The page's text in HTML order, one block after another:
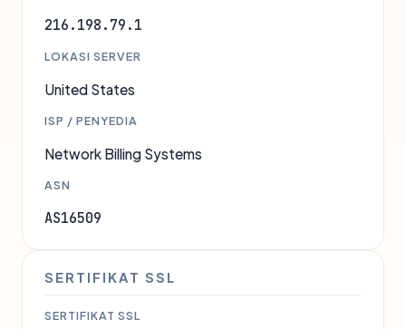
216.198.79.1
LOKASI SERVER
United States
ISP / PENYEDIA
Network Billing Systems
ASN
AS16509
SERTIFIKAT SSL
SERTIFIKAT SSL